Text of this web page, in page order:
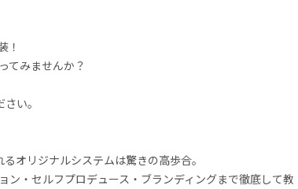
！
てみませんか？
い。
オリジナルシステムは驚きの高歩合。
ン・セルフプロデュース・ブランディングまで徹底して教